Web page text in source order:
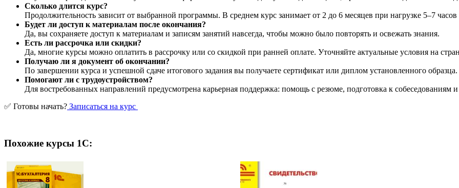
Сколько длится курс?
Продолжительность зависит от выбранной программы. В среднем курс занимает от 2 до 6 месяцев при нагрузке 5–7
Будет ли доступ к материалам после окончания?
Да, вы сохраняете доступ к материалам и записям занятий навсегда, чтобы можно было повторять и освежать знания.
Есть ли рассрочка или скидки?
Да, многие курсы можно оплатить в рассрочку или со скидкой при ранней оплате. Уточняйте актуальные условия на
Получаю ли я документ об окончании?
По завершении курса и успешной сдаче итогового задания вы получаете сертификат или диплом установленного образца.
Помогают ли с трудоустройством?
Для востребованных направлений предусмотрена карьерная поддержка: помощь с резюме, подготовка к собеседованиям
✅ Готовы начать? Записаться на курс
Похожие курсы 1С: